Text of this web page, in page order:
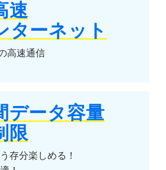
速
ターネット
高速通信
データ容量
限
存分楽しめる！